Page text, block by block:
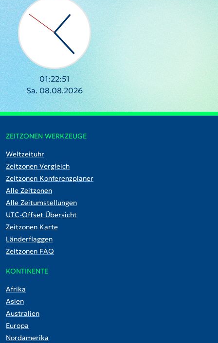
01:22:51
Sa. 08.08.2026
ZEITZONEN WERKZEUGE
Weltzeituhr
Zeitzonen Vergleich
Zeitzonen Konferenzplaner
Alle Zeitzonen
Alle Zeitumstellungen
UTC-Offset Übersicht
Zeitzonen Karte
Länderflaggen
Zeitzonen FAQ
KONTINENTE
Afrika
Asien
Australien
Europa
Nordamerika